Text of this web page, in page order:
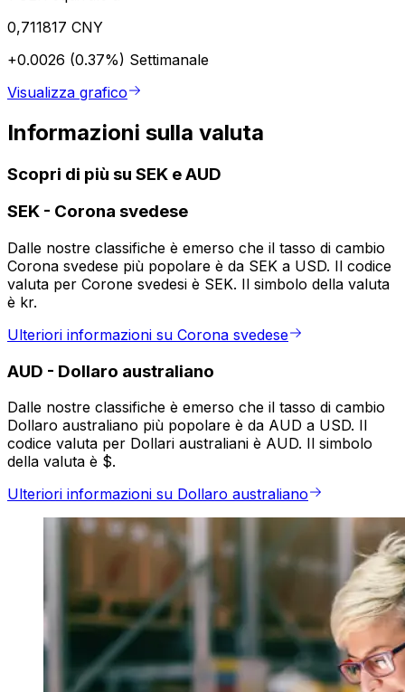
0,711817 CNY
+0.0026 (0.37%) Settimanale
Visualizza grafico
Informazioni sulla valuta
Scopri di più su SEK e AUD
SEK - Corona svedese
Dalle nostre classifiche è emerso che il tasso di cambio
Corona svedese più popolare è da SEK a USD. Il codice
valuta per Corone svedesi è SEK. Il simbolo della valuta
è kr.
Ulteriori informazioni su Corona svedese
AUD - Dollaro australiano
Dalle nostre classifiche è emerso che il tasso di cambio
Dollaro australiano più popolare è da AUD a USD. Il
codice valuta per Dollari australiani è AUD. Il simbolo
della valuta è $.
Ulteriori informazioni su Dollaro australiano